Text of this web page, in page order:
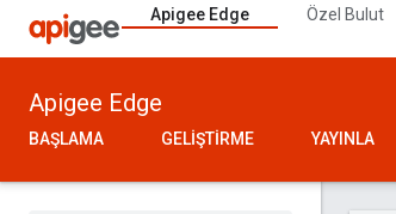
Apigee Edge Özel Bulut
Apigee Edge
BAŞLAMA GELIŞTIRME YAYINLA